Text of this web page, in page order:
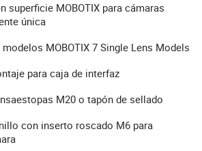
superficie MOBOTIX para cámaras
única
MOBOTIX 7 Single Lens Models
para caja de interfaz
M20 o tapón de sellado
con inserto roscado M6 para